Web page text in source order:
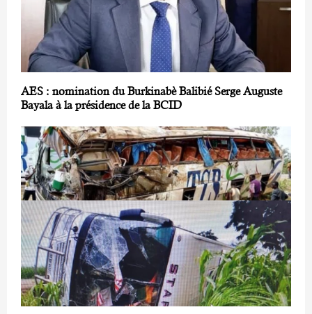
AES : nomination du Burkinabè Balibié Serge Auguste
Bayala à la présidence de la BCID